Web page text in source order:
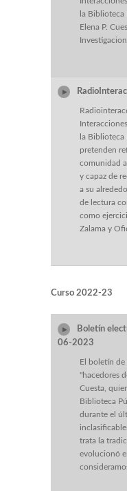
la Biblioteca
Elena P.
la Biblioteca
pretenden
comunidad
y capaz de
a su
de lectura
como
Zalama y
Curso 2022-23
Boletín
06-2023
El boletín de
"hacedores
Cuesta,
Biblioteca
durante el
trata la
evolucionó